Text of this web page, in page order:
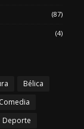
(87)
(4)
Bélica
Comedia
Deporte